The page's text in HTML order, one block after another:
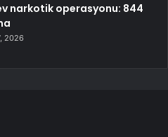
narkotik operasyonu: 844
2026